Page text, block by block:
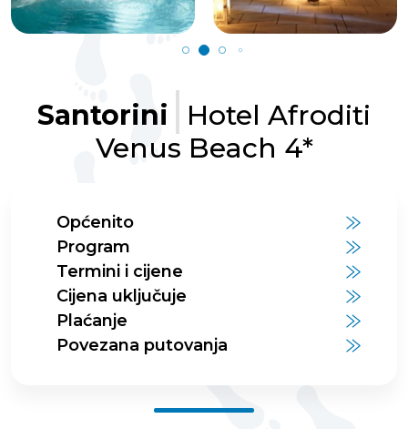
Santorini
Hotel Afroditi
Venus Beach 4*
Općenito
Program
Termini i cijene
Cijena uključuje
Plaćanje
Povezana putovanja